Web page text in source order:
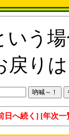
いう
戻りは
日へ続く] [年次一